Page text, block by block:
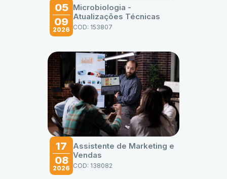
05
09
2026
Microbiologia -
Atualizações Técnicas
COD: 153807
17
08
2026
Assistente de Marketing e
Vendas
COD: 138082